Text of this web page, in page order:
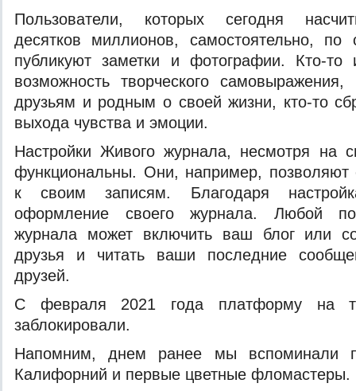
Пользователи, которых сегодня
десятков миллионов, самостоятельно, по
публикуют заметки и фотографии. Кто-то
возможность творческого самовыражения,
друзьям и родным о своей жизни, кто-то
выхода чувства и эмоции.
Настройки Живого журнала, несмотря на
функциональны. Они, например, позволяют
к своим записям. Благодаря
оформление своего журнала. Любой
журнала может включить ваш блог или
друзья и читать ваши последние
друзей.
С февраля 2021 года платформу на
заблокировали.
Напомним, днем ранее мы вспоминали
Калифорний и первые цветные фломастеры.